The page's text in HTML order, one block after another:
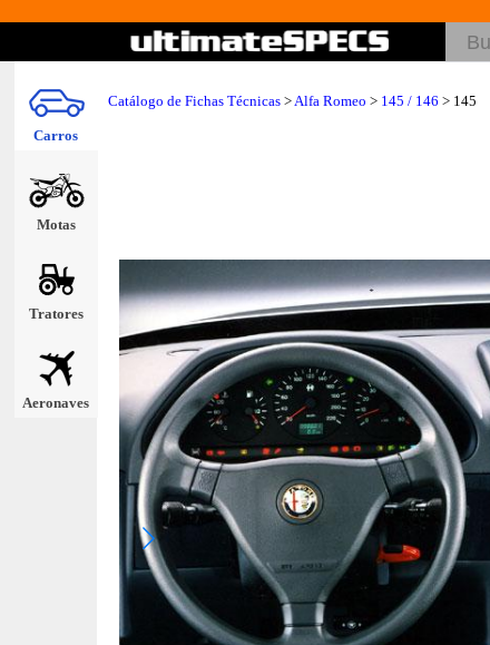
Carros
Motas
Tratores
Aeronaves
Catálogo de Fichas Técnicas >Alfa Romeo > 145 / 146 > 145